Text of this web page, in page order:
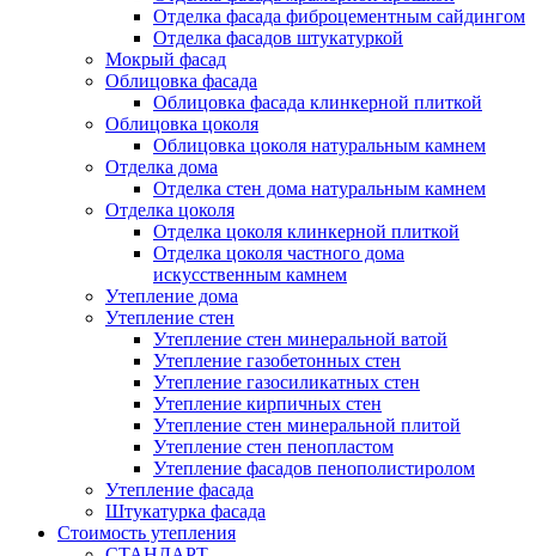
Отделка фасада фиброцементным сайдингом
Отделка фасадов штукатуркой
Мокрый фасад
Облицовка фасада
Облицовка фасада клинкерной плиткой
Облицовка цоколя
Облицовка цоколя натуральным камнем
Отделка дома
Отделка стен дома натуральным камнем
Отделка цоколя
Отделка цоколя клинкерной плиткой
Отделка цоколя частного дома
искусственным камнем
Утепление дома
Утепление стен
Утепление стен минеральной ватой
Утепление газобетонных стен
Утепление газосиликатных стен
Утепление кирпичных стен
Утепление стен минеральной плитой
Утепление стен пенопластом
Утепление фасадов пенополистиролом
Утепление фасада
Штукатурка фасада
Стоимость утепления